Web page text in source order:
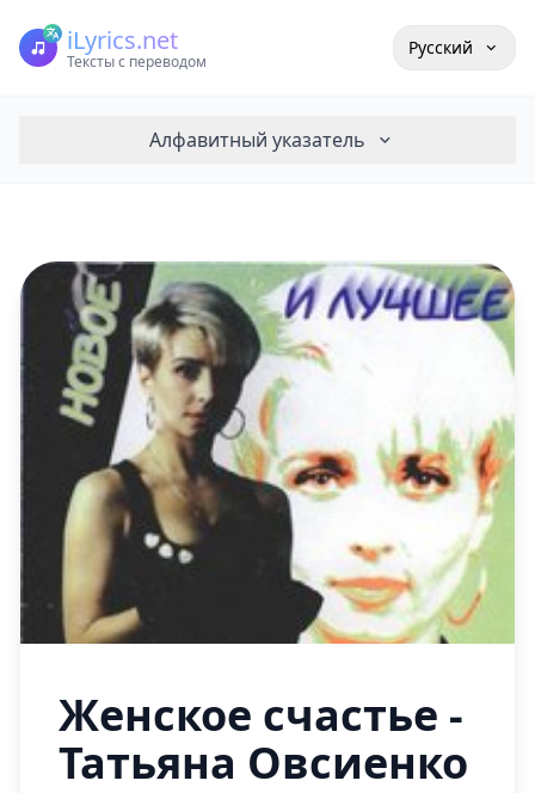
iLyrics.net
Тексты с переводом
Русский
Алфавитный указатель
Женское счастье -
Татьяна Овсиенко